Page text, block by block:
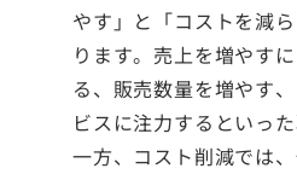
やす」と「コストを減
ります。売上を増やす
る、販売数量を増やす
ビスに注力するといっ
一方、コスト削減では